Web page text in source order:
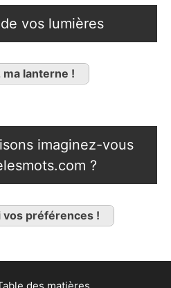
vos lumières
ma lanterne !
imaginez-vous
?
vos préférences !